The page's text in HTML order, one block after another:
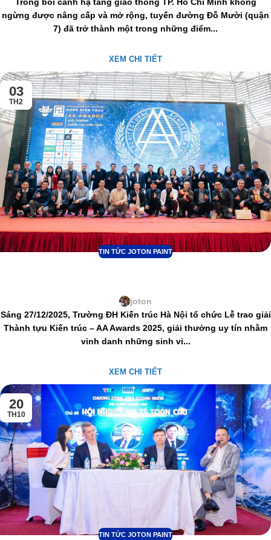
ngừng được nâng cấp và mở rộng, tuyến đường Đỗ Mười (quận
7) đã trở thành một trong những điểm...
XEM CHI TIẾT
03
TH2
TIN TỨC JOTON PAINT
joton
Sáng 27/12/2025, Trường ĐH Kiến trúc Hà Nội tổ chức Lễ trao giải
Thành tựu Kiến trúc – AA Awards 2025, giải thưởng uy tín nhằm
vinh danh những sinh vi...
XEM CHI TIẾT
20
TH10
TIN TỨC JOTON PAINT